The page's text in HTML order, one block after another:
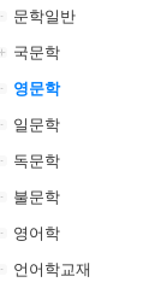
문학일반
국문학
영문학
일문학
독문학
불문학
영어학
언어학교재